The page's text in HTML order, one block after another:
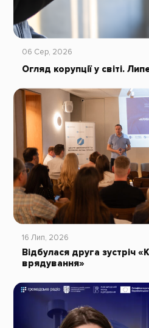
06 Сер, 2026
Огляд корупції у світі.
16 Лип, 2026
Відбулася друга зустріч
врядування»